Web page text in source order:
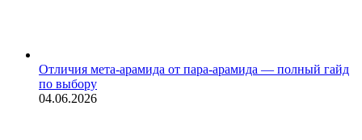
Отличия мета-арамида от пара-арамида — полный гайд
по выбору
04.06.2026